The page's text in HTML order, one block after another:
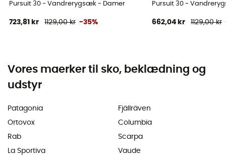
Pursuit 30 - Vandrerygsæk - Damer
723,81 kr 1129,00 kr -35%
Pursuit 30 -
662,04 kr 1129,00 kr
Vores maerker til sko, beklædning og
udstyr
Patagonia
Ortovox
Rab
La Sportiva
Fjällräven
Columbia
Scarpa
Vaude